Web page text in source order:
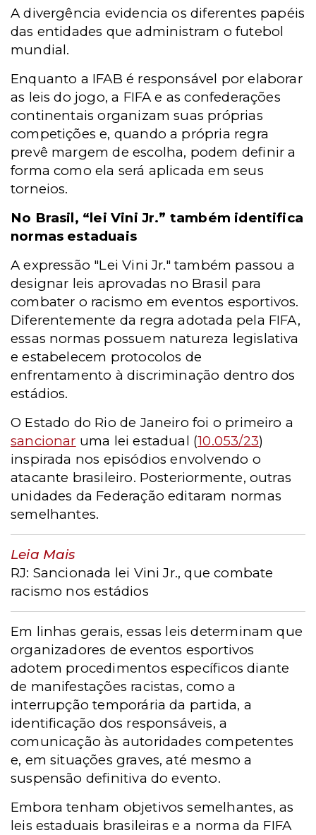
A divergência evidencia os diferentes papéis
das entidades que administram o futebol
mundial.
Enquanto a IFAB é responsável por elaborar
as leis do jogo, a FIFA e as confederações
continentais organizam suas próprias
competições e, quando a própria regra
prevê margem de escolha, podem definir a
forma como ela será aplicada em seus
torneios.
No Brasil, “lei Vini Jr.” também identifica
normas estaduais
A expressão "Lei Vini Jr." também passou a
designar leis aprovadas no Brasil para
combater o racismo em eventos esportivos.
Diferentemente da regra adotada pela FIFA,
essas normas possuem natureza legislativa
e estabelecem protocolos de
enfrentamento à discriminação dentro dos
estádios.
O Estado do Rio de Janeiro foi o primeiro a
sancionar uma lei estadual (10.053/23)
inspirada nos episódios envolvendo o
atacante brasileiro. Posteriormente, outras
unidades da Federação editaram normas
semelhantes.
Leia Mais
RJ: Sancionada lei Vini Jr., que combate
racismo nos estádios
Em linhas gerais, essas leis determinam que
organizadores de eventos esportivos
adotem procedimentos específicos diante
de manifestações racistas, como a
interrupção temporária da partida, a
identificação dos responsáveis, a
comunicação às autoridades competentes
e, em situações graves, até mesmo a
suspensão definitiva do evento.
Embora tenham objetivos semelhantes, as
leis estaduais brasileiras e a norma da FIFA